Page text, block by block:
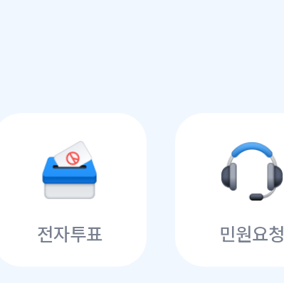
전자투표 민원요청